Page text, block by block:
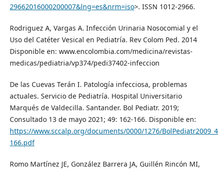
29662016000200007&lng=es&nrm=iso>. ISSN 1012-2966.
Rodriguez A, Vargas A. Infección Urinaria Nosocomial y el
Uso del Catéter Vesical en Pediatría. Rev Colom Ped. 2014
Disponible en: www.encolombia.com/medicina/revistas-
medicas/pediatria/vp374/pedi37402-infeccion
De las Cuevas Terán I. Patología infecciosa, problemas
actuales. Servicio de Pediatría. Hospital Universitario
Marqués de Valdecilla. Santander. Bol Pediatr. 2019;
Consultado 13 de mayo 2021; 49: 162-166. Disponible en:
https://www.sccalp.org/documents/0000/1276/
166.pdf
Romo Martínez JE, González Barrera JA, Guillén Rincón MI,